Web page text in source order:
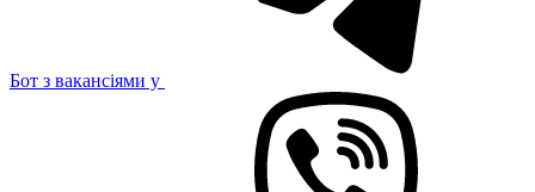
Бот з вакансіями у